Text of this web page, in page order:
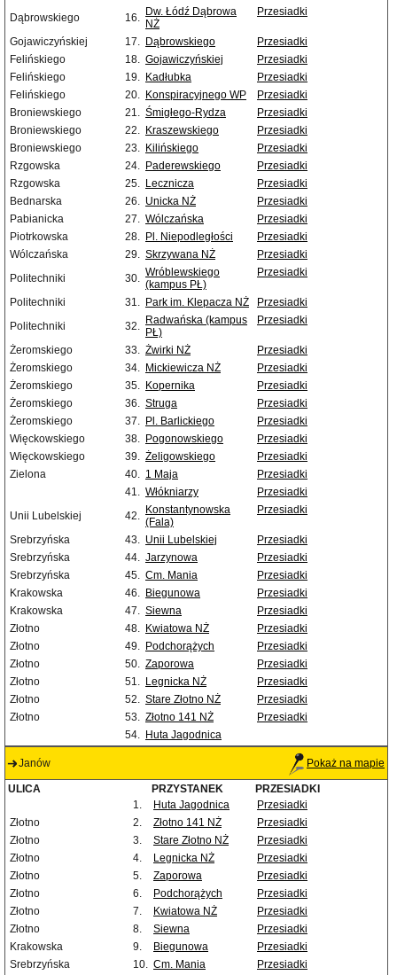
Dąbrowskiego
16. Dw. Łódź Dąbrowa
NŻ
Przesiadki
Gojawiczyńskiej 17. Dąbrowskiego
Przesiadki
Felińskiego
18. Gojawiczyńskiej
Przesiadki
Felińskiego
19. Kadłubka
Przesiadki
Felińskiego
20. Konspiracyjnego WP
Przesiadki
Broniewskiego
21. Śmigłego-Rydza
Przesiadki
Broniewskiego
22. Kraszewskiego
Przesiadki
Broniewskiego
23. Kilińskiego
Przesiadki
Rzgowska
24. Paderewskiego
Przesiadki
Rzgowska
25. Lecznicza
Przesiadki
Bednarska
26. Unicka NŻ
Przesiadki
Pabianicka
27. Wólczańska
Przesiadki
Piotrkowska
28. Pl. Niepodległości
Przesiadki
Wólczańska
29. Skrzywana NŻ
Przesiadki
Politechniki
30. Wróblewskiego
(kampus PŁ)
Przesiadki
Politechniki 31. Park im. Klepacza NŻ
Przesiadki
Politechniki
32. Radwańska (kampus
PŁ)
Przesiadki
Żeromskiego 33. Żwirki NŻ
Przesiadki
Żeromskiego
34. Mickiewicza NŻ
Przesiadki
Żeromskiego
35. Kopernika
Przesiadki
Żeromskiego
36. Struga
Przesiadki
Żeromskiego
37. Pl. Barlickiego
Przesiadki
Więckowskiego
38. Pogonowskiego
Przesiadki
Więckowskiego
39. Żeligowskiego
Przesiadki
Zielona
40. 1 Maja
Przesiadki
41. Włókniarzy
Przesiadki
Unii Lubelskiej
42. Konstantynowska
(Fala)
Przesiadki
Srebrzyńska 43. Unii Lubelskiej
Przesiadki
Srebrzyńska
44. Jarzynowa
Przesiadki
Srebrzyńska
45. Cm. Mania
Przesiadki
Krakowska
46. Biegunowa
Przesiadki
Krakowska
47. Siewna
Przesiadki
Złotno
48. Kwiatowa NŻ
Przesiadki
Złotno
49. Podchorążych
Przesiadki
Złotno
50. Zaporowa
Przesiadki
Złotno
51. Legnicka NŻ
Przesiadki
Złotno
52. Stare Złotno NŻ
Przesiadki
Złotno
53. Złotno 141 NŻ
Przesiadki
54. Huta Jagodnica
Janów Pokaż na mapie
ULICA PRZYSTANEK
PRZESIADKI
1.
Huta Jagodnica
Przesiadki
Złotno
2. Złotno 141 NŻ
Przesiadki
Złotno
3. Stare Złotno NŻ
Przesiadki
Złotno
4. Legnicka NŻ
Przesiadki
Złotno
5. Zaporowa
Przesiadki
Złotno
6. Podchorążych
Przesiadki
Złotno
7. Kwiatowa NŻ
Przesiadki
Złotno
8. Siewna
Przesiadki
Krakowska
9. Biegunowa
Przesiadki
Srebrzyńska
10. Cm. Mania
Przesiadki